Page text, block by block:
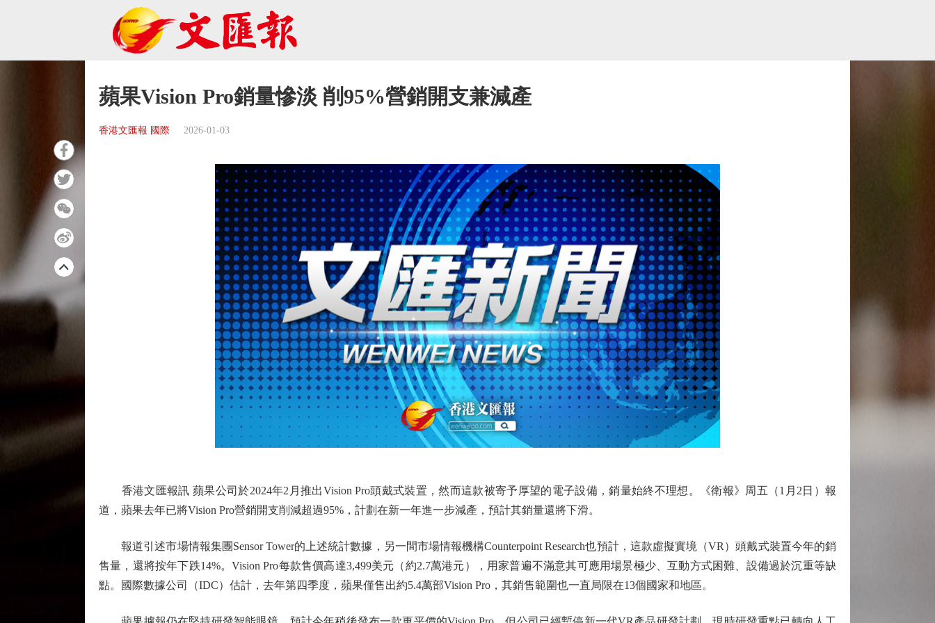
蘋果Vision Pro銷量慘淡 削95%營銷開支兼減產
香港文匯報 國際 2026-01-03
香港文匯報訊 蘋果公司於2024年2月推出Vision Pro頭戴式裝置，然而這款被寄予厚望的電子設備，銷量始終不理想。《衛報》周五（1月2日）報
道，蘋果去年已將Vision Pro營銷開支削減超過95%，計劃在新一年進一步減產，預計其銷量還將下滑。
報道引述市場情報集團Sensor Tower的上述統計數據，另一間市場情報機構Counterpoint Research也預計，這款虛擬實境（VR）頭戴式裝置今年的銷
售量，還將按年下跌14%。Vision Pro每款售價高達3,499美元（約2.7萬港元），用家普遍不滿意其可應用場景極少、互動方式困難、設備過於沉重等缺
點。國際數據公司（IDC）估計，去年第四季度，蘋果僅售出約5.4萬部Vision Pro，其銷售範圍也一直局限在13個國家和地區。